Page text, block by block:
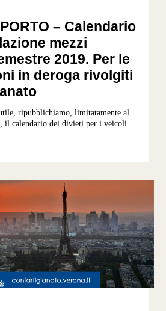
– Calendario
mezzi
2019. Per le
in deroga rivolgiti
ripubblichiamo, limitatamente al
il calendario dei divieti per i veicoli